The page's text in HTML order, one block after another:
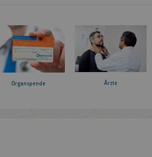
Organspende Ärzte